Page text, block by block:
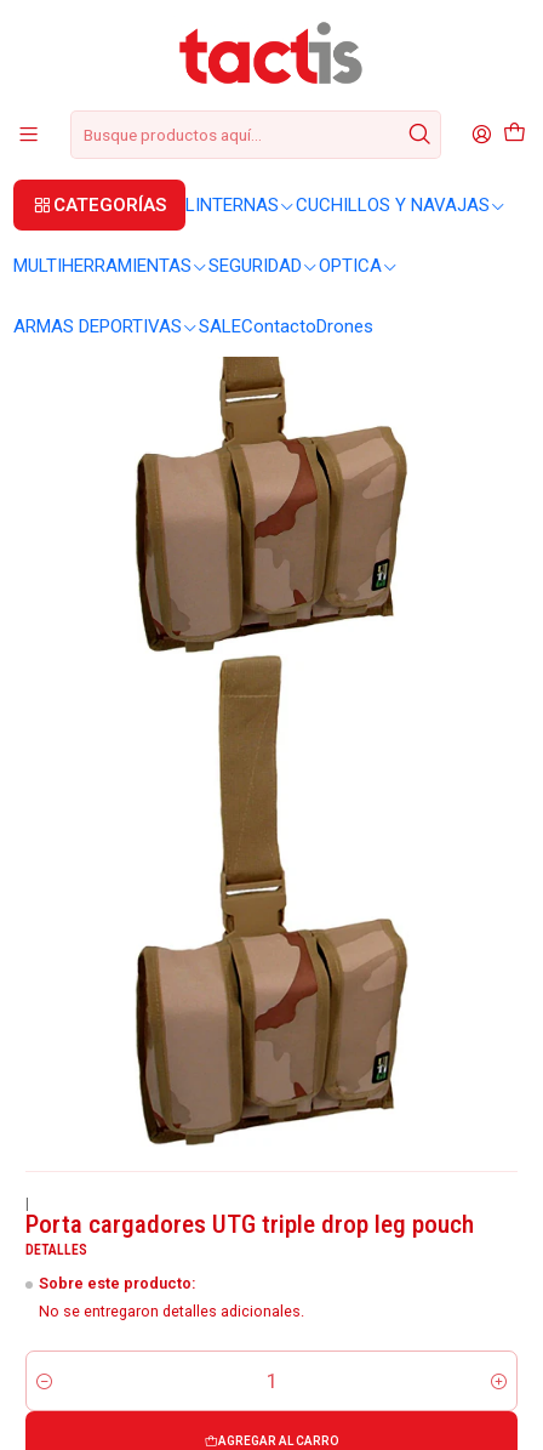
CATEGORÍAS LINTERNAS CUCHILLOS Y NAVAJAS
MULTIHERRAMIENTAS SEGURIDAD OPTICA
ARMAS DEPORTIVAS SALEContactoDrones
+56 2 3224 9572 +569 62369815
CUCHILLOS Y NAVAJAS
ACCESORIOS
Porta cargadores UTG triple drop leg pouch
|
Porta cargadores UTG triple drop leg pouch
DETALLES
Sobre este producto:
No se entregaron detalles adicionales.
Cantidad
AGREGAR AL CARRO